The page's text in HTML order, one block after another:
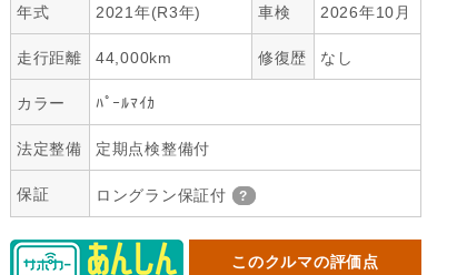
年式 2021年(R3年) 車検 2026年10月
走行距離 44,000km 修復歴 なし
カラー ﾊﾟｰﾙﾏｲｶ
法定整備 定期点検整備付
保証 ロングラン保証付
このクルマの評価点